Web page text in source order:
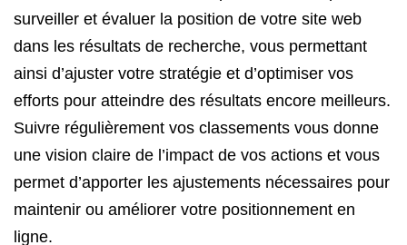
surveiller et évaluer la position de votre site web
dans les résultats de recherche, vous permettant
ainsi d’ajuster votre stratégie et d’optimiser vos
efforts pour atteindre des résultats encore meilleurs.
Suivre régulièrement vos classements vous donne
une vision claire de l’impact de vos actions et vous
permet d’apporter les ajustements nécessaires pour
maintenir ou améliorer votre positionnement en
ligne.